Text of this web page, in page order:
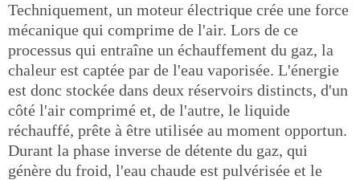
Techniquement, un moteur électrique crée une force
mécanique qui comprime de l'air. Lors de ce
processus qui entraîne un échauffement du gaz, la
chaleur est captée par de l'eau vaporisée. L'énergie
est donc stockée dans deux réservoirs distincts, d'un
côté l'air comprimé et, de l'autre, le liquide
réchauffé, prête à être utilisée au moment opportun.
Durant la phase inverse de détente du gaz, qui
génère du froid, l'eau chaude est pulvérisée et le